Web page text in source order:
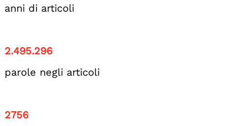
anni di articoli
2.495.296
parole negli articoli
2756